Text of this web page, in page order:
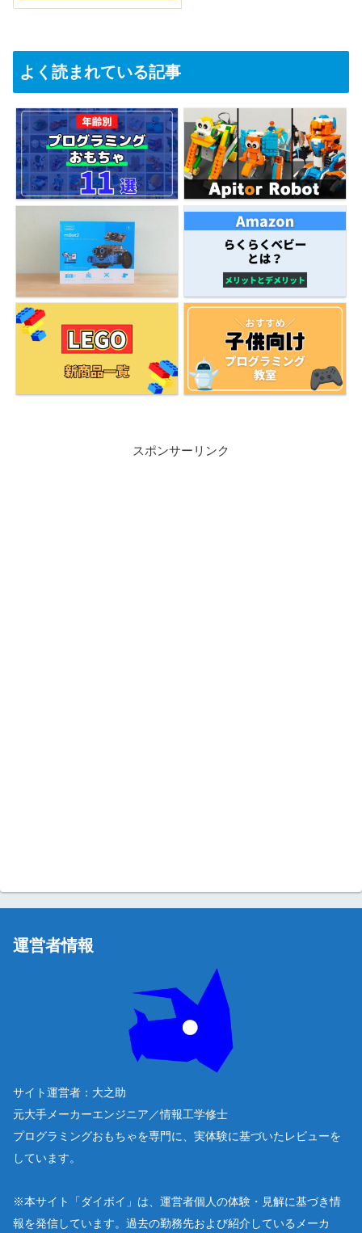
よく読まれている記事
スポンサーリンク
運営者情報
サイト運営者：大之助
元大手メーカーエンジニア／情報工学修士
プログラミングおもちゃを専門に、実体験に基づいたレビューを
しています。
※本サイト「ダイボイ」は、運営者個人の体験・見解に基づき情
報を発信しています。過去の勤務先および紹介しているメーカ